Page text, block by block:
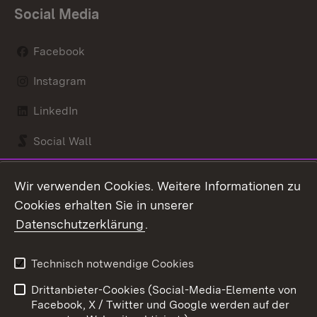
Social Media
Facebook
Instagram
LinkedIn
Social Wall
Kontakt
Barrierefreiheit
Impressum
Cookies
Wir verwenden Cookies. Weitere Informationen zu
Cookies erhalten Sie in unserer
Datenschutzerklärung.
Technisch notwendige Cookies
Drittanbieter-Cookies (Social-Media-Elemente von
Facebook, X / Twitter und Google werden auf der